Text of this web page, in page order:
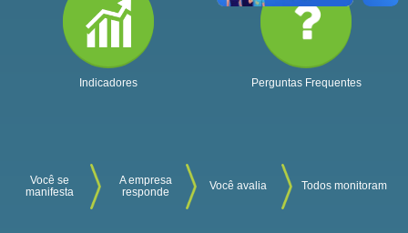
Indicadores Perguntas Frequentes
Você se
manifesta
A empresa
responde
Você avalia Todos monitoram